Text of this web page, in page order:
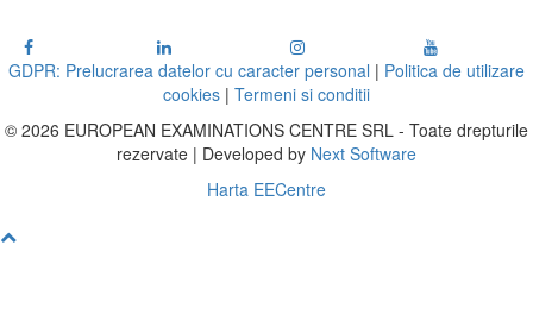
GDPR: Prelucrarea datelor cu caracter personal | Politica de utilizare
cookies | Termeni si conditii
© 2026 EUROPEAN EXAMINATIONS CENTRE SRL - Toate drepturile
rezervate | Developed by Next Software
Harta EECentre